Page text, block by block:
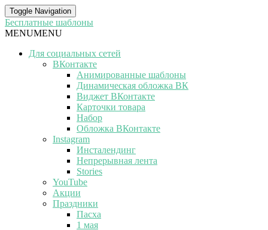
Toggle Navigation
Бесплатные шаблоны
MENUMENU
Для социальных сетей
ВКонтакте
Анимированные шаблоны
Динамическая обложка ВК
Виджет ВКонтакте
Карточки товара
Набор
Обложка ВКонтакте
Instagram
Инсталендинг
Непрерывная лента
Stories
YouTube
Акции
Праздники
Пасха
1 мая